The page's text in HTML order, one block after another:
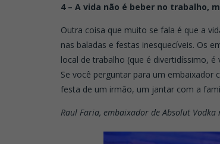
4 – A vida não é beber no trabalho,
Outra coisa que muito se fala é que a
nas baladas e festas inesquecíveis. Os
local de trabalho (que é divertidíssimo, é
Se você perguntar para um embaixador
festa de um irmão, um jantar com a
Raul Faria, embaixador de Absolut